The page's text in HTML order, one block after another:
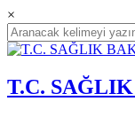
×
T.C.